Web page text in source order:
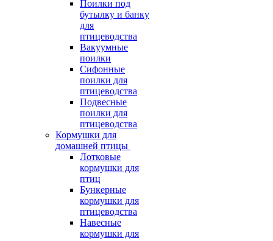
Поилки под
бутылку и банку
для
птицеводства
Вакуумные
поилки
Сифонные
поилки для
птицеводства
Подвесные
поилки для
птицеводства
Кормушки для
домашней птицы
Лотковые
кормушки для
птиц
Бункерные
кормушки для
птицеводства
Навесные
кормушки для